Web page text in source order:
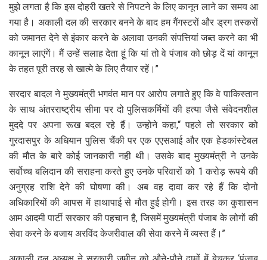
मुझे लगता है कि इस दोहरी खतरे से निपटने के लिए कानून लाने का समय आ
गया है। अकाली दल की सरकार बनने के बाद हम गैंगस्टरों और ड्रग तस्करों
को जमानत देने से इंकार करने के अलावा उनकी संपत्तियां जब्त करने का भी
कानून लाएंगें। मैं उन्हें सलाह देता हूं कि यां तो वे पंजाब को छोड़ दें यां कानून
के तहत पूरी तरह से खात्मे के लिए तैयार रहें।’’
सरदार बादल ने मुख्यमंत्री भगवंत मान पर आरोप लगाते हुए कि वे पाकिस्तान
के साथ अंतरराष्ट्रीय सीमा पर दो पुलिसकर्मियों की हत्या जैसे संवेदनशील
मुददे पर अपना रूख बदल रहे हैं। उन्होने कहा,‘‘ पहले तो सरकार को
गुरदासपुर के अधियान पुलिस चैंकी पर एक एएसआई और एक हेडकांस्टेबल
की मौत के बारे कोई जानकारी नही थी। उसके बाद मुख्यमंत्री ने उनके
सर्वोच्च बलिदान की सराहना करते हुए उनके परिवारों को 1 करोड़ रूपये की
अनुग्रह राशि देने की घोषणा की। अब वह दावा कर रहे हैं कि दोनो
अधिकारियों की आपस में हाथापाई से मौत हुई होगी। इस तरह का कुशासन
आम आदमी पार्टी सरकार की पहचान है, जिसमें मुख्यमंत्री पंजाब के लोगों की
सेवा करने के बजाय अरविंद केजरीवाल की सेवा करने में व्यस्त हैं।’’